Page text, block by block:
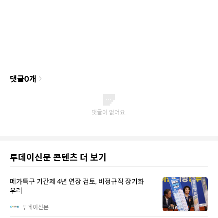
댓글0개
투데이신문 콘텐츠 더 보기
메가특구 기간제 4년 연장 검토, 비정규직 장기화
우려
투데이신문